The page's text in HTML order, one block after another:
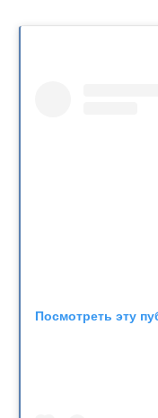
Посмотреть эту